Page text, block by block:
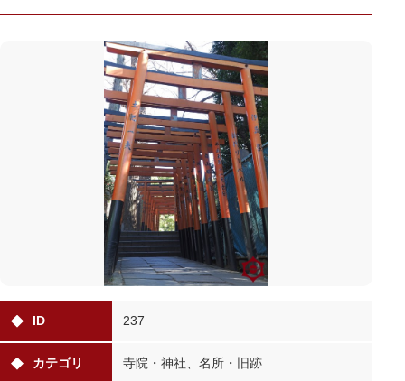
ID 237
カテゴリ 寺院・神社、名所・旧跡